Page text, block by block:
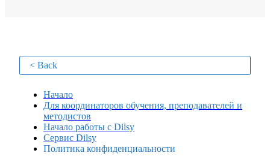
< Back
Начало
Для координаторов обучения, преподавателей и
методистов
Начало работы с Dilsy
Сервис Dilsy
Политика конфиденциальности